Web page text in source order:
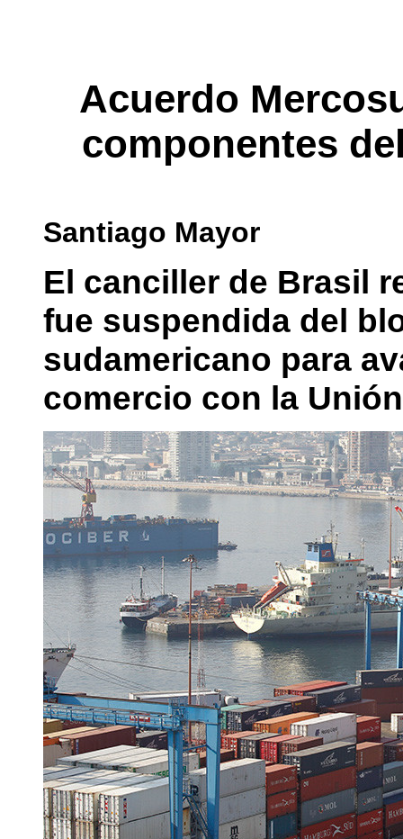
Acuerdo
componentes
Santiago Mayor
El canciller de Brasil
fue suspendida del
sudamericano para
comercio con la